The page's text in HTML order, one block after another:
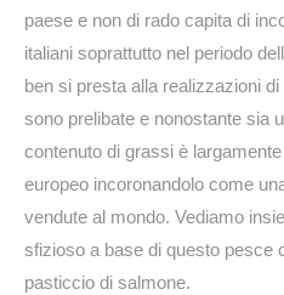
paese e non di rado capita di
italiani soprattutto nel periodo
ben si presta alla realizzazioni
sono prelibate e nonostante sia
contenuto di grassi è
europeo incoronandolo come
vendute al mondo. Vediamo
sfizioso a base di questo pesce
pasticcio di salmone.